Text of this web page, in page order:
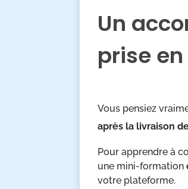
Un
prise
Vous pensiez
après la livraison
Pour apprendre à
une mini-formation
votre plateforme.